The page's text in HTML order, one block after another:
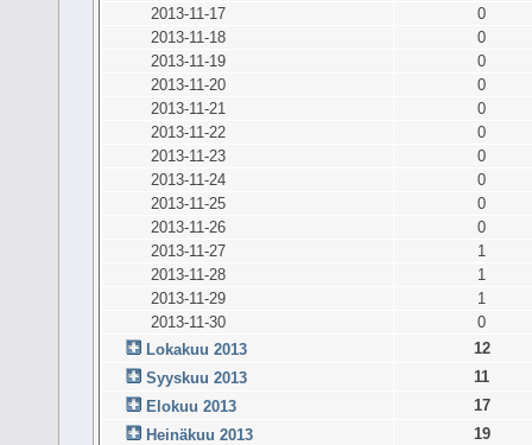
2013-11-17
0
2013-11-18
0
2013-11-19
0
2013-11-20
0
2013-11-21
0
2013-11-22
0
2013-11-23
0
2013-11-24
0
2013-11-25
0
2013-11-26
0
2013-11-27
1
2013-11-28
1
2013-11-29
1
2013-11-30
0
Lokakuu 2013
12
Syyskuu 2013
11
Elokuu 2013
17
Heinäkuu 2013
19